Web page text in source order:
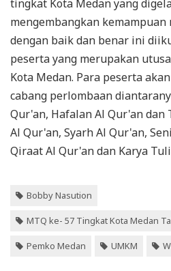
tingkat Kota Medan yang
mengembangkan kemampuan
dengan baik dan benar ini
peserta yang merupakan
Kota Medan. Para peserta
cabang perlombaan
Qur'an, Hafalan Al Qur'an dan
Al Qur'an, Syarh Al Qur'an,
Qiraat Al Qur'an dan Karya
Bobby Nasution
MTQ ke- 57 Tingkat Kota Medan
Pemko Medan UMKM